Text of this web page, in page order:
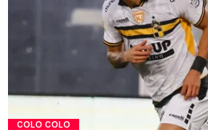
COLO COLO